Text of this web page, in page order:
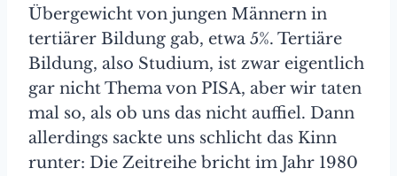
Übergewicht von jungen Männern in
tertiärer Bildung gab, etwa 5%. Tertiäre
Bildung, also Studium, ist zwar eigentlich
gar nicht Thema von PISA, aber wir taten
mal so, als ob uns das nicht auffiel. Dann
allerdings sackte uns schlicht das Kinn
runter: Die Zeitreihe bricht im Jahr 1980